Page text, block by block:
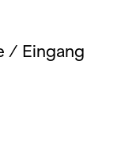
/ Eingang